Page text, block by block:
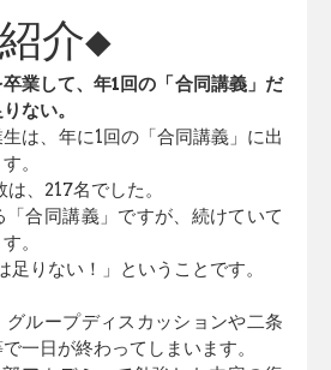
介◆
業して、年1回の「合同講義」だ
ない。
は、年に1回の「合同講義」に出
。
、217名でした。
「合同講義」ですが、続けていて
。
足りない！」ということです。
グループディスカッションや二条
一日が終わってしまいます。